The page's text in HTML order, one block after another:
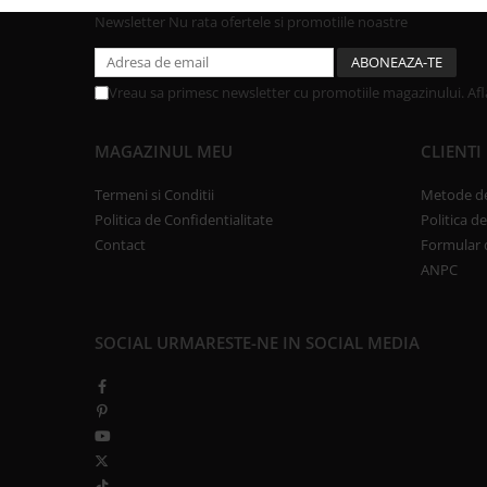
Newsletter Nu rata ofertele si promotiile noastre
Vreau sa primesc newsletter cu promotiile magazinului.
MAGAZINUL MEU
Termeni si Conditii
Politica de Confidentialitate
Contact
CLIENTI
Metode
Politica
Formular
ANPC
SOCIAL URMARESTE-NE IN SOCIAL MEDIA